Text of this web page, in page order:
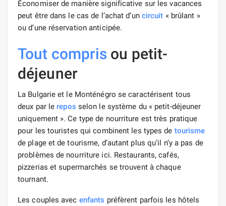
Économiser de manière significative sur les vacances
peut être dans le cas de l’achat d’un circuit « brûlant »
ou d’une réservation anticipée.
Tout compris ou petit-
déjeuner
La Bulgarie et le Monténégro se caractérisent tous
deux par le repos selon le système du « petit-déjeuner
uniquement ». Ce type de nourriture est très pratique
pour les touristes qui combinent les types de tourisme
de plage et de tourisme, d’autant plus qu’il n’y a pas de
problèmes de nourriture ici. Restaurants, cafés,
pizzerias et supermarchés se trouvent à chaque
tournant.
Les couples avec enfants préfèrent parfois les hôtels